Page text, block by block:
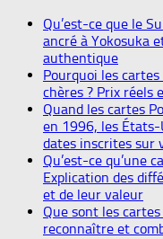
Qu’est-ce que le
ancré à Yokosuka
authentique
Pourquoi les
chères ? Prix réels
Quand les cartes
en 1996, les
dates inscrites sur
Qu’est-ce qu’une
Explication des
et de leur valeur
Que sont les
reconnaître et